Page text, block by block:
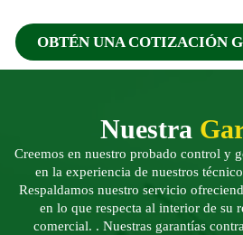
OBTÉN UNA COTIZACIÓN
Nuestra
Creemos en nuestro probado control y
en la experiencia de nuestros
Respaldamos nuestro servicio
en lo que respecta al interior de su
comercial. . Nuestras garantías